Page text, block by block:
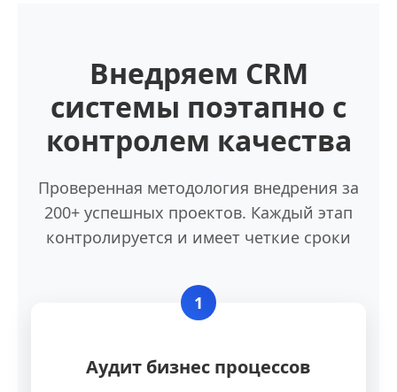
Внедряем CRM
системы поэтапно с
контролем качества
Проверенная методология внедрения за
200+ успешных проектов. Каждый этап
контролируется и имеет четкие сроки
1
Аудит бизнес процессов